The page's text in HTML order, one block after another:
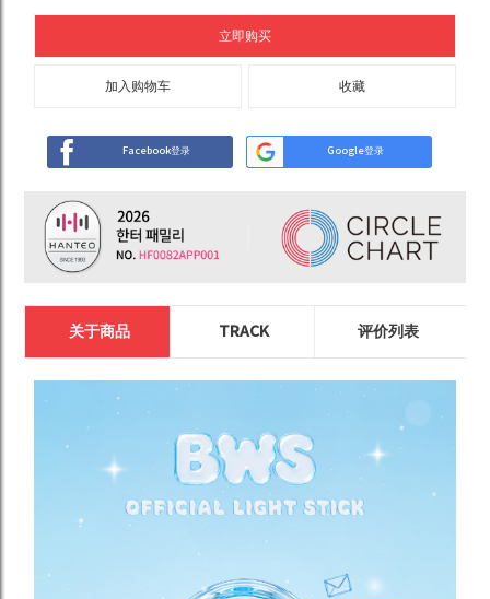
立即购买
加入购物车 收藏
Facebook登录 Google登录
关于商品 TRACK 评价列表